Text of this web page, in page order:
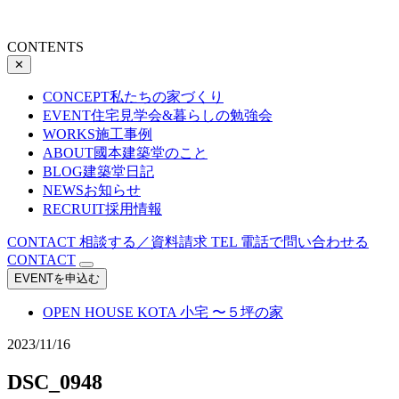
CONTENTS
✕
CONCEPT私たちの家づくり
EVENT住宅見学会&暮らしの勉強会
WORKS施工事例
ABOUT國本建築堂のこと
BLOG建築堂日記
NEWSお知らせ
RECRUIT採用情報
CONTACT 相談する／資料請求 TEL 電話で問い合わせる
CONTACT
EVENTを申込む
OPEN HOUSE KOTA 小宅 〜５坪の家
2023/11/16
DSC_0948